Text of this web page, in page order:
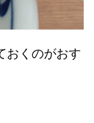
おくのがおす